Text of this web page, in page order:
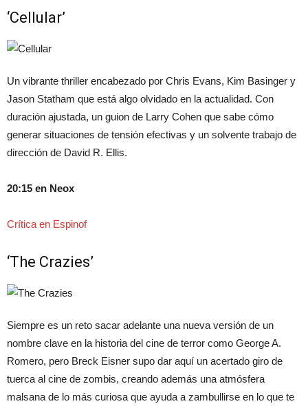
‘Cellular’
Un vibrante thriller encabezado por Chris Evans, Kim Basinger y
Jason Statham que está algo olvidado en la actualidad. Con
duración ajustada, un guion de Larry Cohen que sabe cómo
generar situaciones de tensión efectivas y un solvente trabajo de
dirección de David R. Ellis.
20:15 en Neox
Crítica en Espinof
‘The Crazies’
Siempre es un reto sacar adelante una nueva versión de un
nombre clave en la historia del cine de terror como George A.
Romero, pero Breck Eisner supo dar aquí un acertado giro de
tuerca al cine de zombis, creando además una atmósfera
malsana de lo más curiosa que ayuda a zambullirse en lo que te